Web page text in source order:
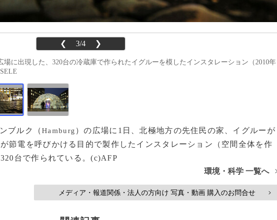
❮ 3/4 ❯
場に出現した、320台の冷蔵庫で作られたイグルーを模したインスタレーション（2010年
ブルク（Hamburg ）の広場に1日、北極地方の先住民の家、イグルーが
節電を呼びかける目的で製作したインスタレーション（空間全体を作
台で作られている。(c)AFP
環境・科学 一覧へ
メディア・報道関係・法人の方向け 写真・動画 購入のお問合せ >